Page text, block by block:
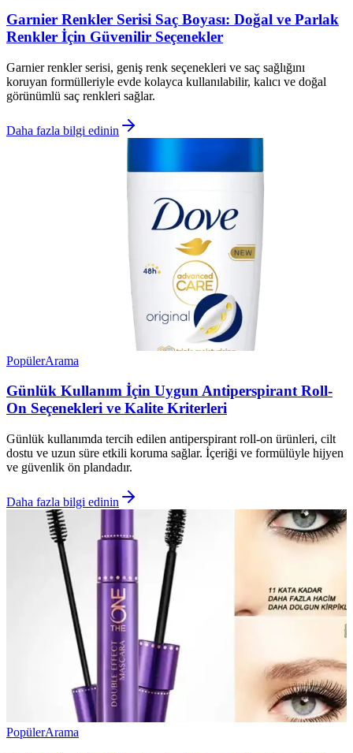
Garnier Renkler Serisi Saç Boyası: Doğal ve Parlak
Renkler İçin Güvenilir Seçenekler
Garnier renkler serisi, geniş renk seçenekleri ve saç sağlığını
koruyan formülleriyle evde kolayca kullanılabilir, kalıcı ve doğal
görünümlü saç renkleri sağlar.
Daha fazla bilgi edinin
PopülerArama
Günlük Kullanım İçin Uygun Antiperspirant Roll-
On Seçenekleri ve Kalite Kriterleri
Günlük kullanımda tercih edilen antiperspirant roll-on ürünleri, cilt
dostu ve uzun süre etkili koruma sağlar. İçeriği ve formülüyle hijyen
ve güvenlik ön plandadır.
Daha fazla bilgi edinin
PopülerArama